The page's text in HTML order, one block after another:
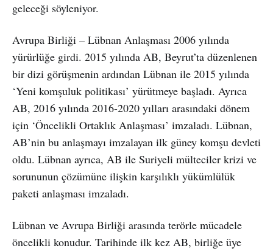
geleceği söyleniyor.
Avrupa Birliği – Lübnan Anlaşması 2006 yılında
yürürlüğe girdi. 2015 yılında AB, Beyrut’ta düzenlenen
bir dizi görüşmenin ardından Lübnan ile 2015 yılında
‘Yeni komşuluk politikası’ yürütmeye başladı. Ayrıca
AB, 2016 yılında 2016-2020 yılları arasındaki dönem
için ‘Öncelikli Ortaklık Anlaşması’ imzaladı. Lübnan,
AB’nin bu anlaşmayı imzalayan ilk güney komşu devleti
oldu. Lübnan ayrıca, AB ile Suriyeli mülteciler krizi ve
sorununun çözümüne ilişkin karşılıklı yükümlülük
paketi anlaşması imzaladı.
Lübnan ve Avrupa Birliği arasında terörle mücadele
öncelikli konudur. Tarihinde ilk kez AB, birliğe üye